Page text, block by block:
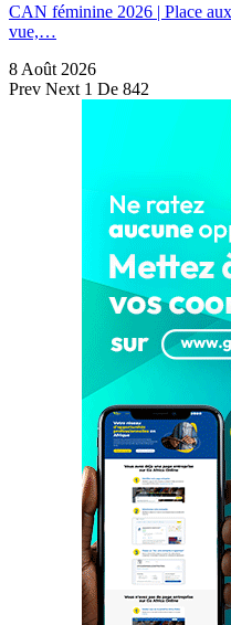
CAN féminine 2026 | Place
vue,…
8 Août 2026
Prev Next 1 De 842